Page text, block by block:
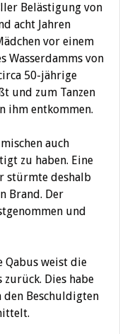
Belästigung von
acht Jahren
vor einem
Wasserdamms von
50-jährige
und zum Tanzen
ihm entkommen.
auch
zu haben. Eine
stürmte deshalb
Brand. Der
und
Qabus weist die
Dies habe
den Beschuldigten